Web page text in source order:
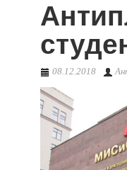
08.12.2018